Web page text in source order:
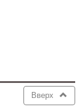
Вверх